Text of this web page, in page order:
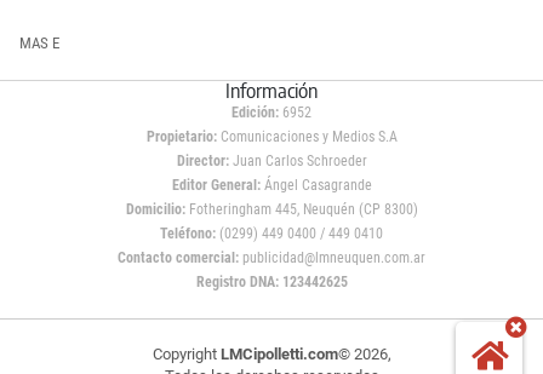
MAS E
Información
Edición: 6952
Propietario:Comunicaciones y Medios S.A
Director: Juan Carlos Schroeder
Editor General:Ángel Casagrande
Domicilio:Fotheringham 445, Neuquén (CP 8300)
Teléfono: (0299) 449 0400 / 449 0410
Contacto comercial: publicidad@lmneuquen.com.ar
Registro DNA: 123442625
Copyright LMCipolletti.com© 2026,